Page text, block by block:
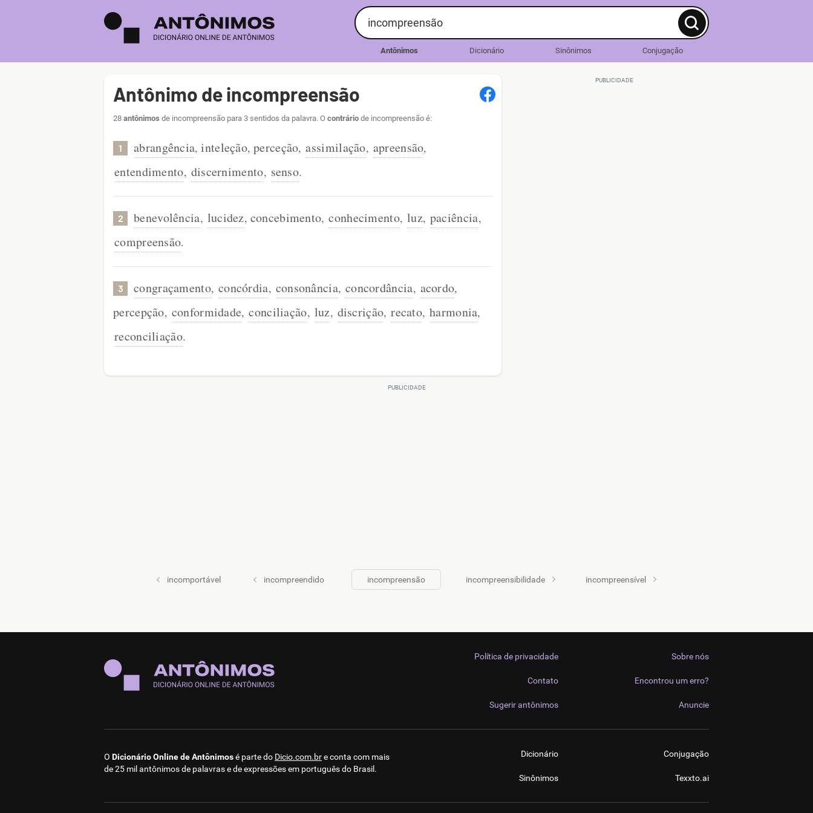
Antônimos Dicionário Sinônimos Conjugação
Antônimo de incompreensão
28 antônimos de incompreensão para 3 sentidos da palavra. O contrário de incompreensão é:
1 abrangência,inteleção,perceção, assimilação, apreensão,
entendimento, discernimento, senso.
2 benevolência, lucidez, concebimento, conhecimento, luz, paciência,
compreensão.
3 congraçamento, concórdia, consonância, concordância, acordo,
percepção, conformidade, conciliação, luz, discrição, recato, harmonia,
reconciliação.
incomportável incompreendido incompreensão incompreensibilidade incompreensível
Sobre nós
Encontrou um erro?
Anuncie
Política de privacidade
Contato
Sugerir antônimos
O Dicionário Online de Antônimosé parte do Dicio.com.bre conta com mais
de 25 mil antônimos de palavras e de expressões em português do Brasil.
Dicionário
Sinônimos
Conjugação
Texxto.ai